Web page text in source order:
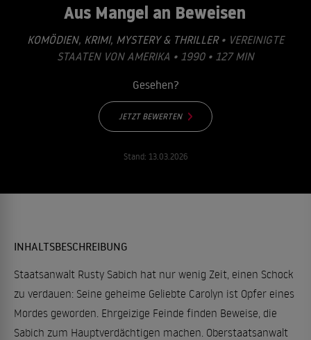
Aus Mangel an Beweisen
KOMÖDIEN, KRIMI, MYSTERY & THRILLER• VEREINIGTE
STAATEN VON AMERIKA • 1990 • 127 MIN
Gesehen?
JETZT BEWERTEN
Stand: 13.03.2026
INHALTSBESCHREIBUNG
Staatsanwalt Rusty Sabich hat nur wenig Zeit, einen Schock
zu verdauen: Seine geheime Geliebte Carolyn ist Opfer eines
Mordes geworden. Ehrgeizige Feinde finden Beweise, die
Sabich zum Hauptverdächtigen machen. Oberstaatsanwalt